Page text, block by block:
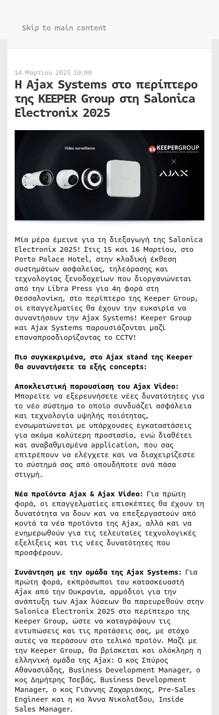
Skip to main content
14 Μαρτίου 2025 10:00
Η Ajax Systems στο περίπτερο
της KEEPER Group στη Salonica
Electronix 2025
Μία μέρα έμεινε για τη διεξαγωγή της Salonica
Electronix 2025! Στις 15 και 16 Μαρτίου, στο
Porto Palace Hotel, στην κλαδική έκθεση
συστημάτων ασφαλείας, τηλεόρασης και
τεχνολογίας ξενοδοχείων που διοργανώνεται
από την Libra Press για 4η φορά στη
Θεσσαλονίκη, στο περίπτερο της Keeper Group,
οι επαγγελματίες θα έχουν την ευκαιρία να
συναντήσουν την Ajax Systems! Keeper Group
και Ajax Systems παρουσιάζονται μαζί
επαναπροσδιορίζοντας το CCTV!
Πιο συγκεκριμένα, στο Ajax stand της Keeper
θα συναντήσετε τα εξής concepts:
Αποκλειστική παρουσίαση του Ajax Video:
Μπορείτε να εξερευνήσετε νέες δυνατότητες για
το νέο σύστημα το οποίο συνδυάζει ασφάλεια
και τεχνολογία υψηλής ποιότητας,
ενσωματώνεται με υπάρχουσες εγκαταστάσεις
για ακόμα καλύτερη προστασία, ενώ διαθέτει
και αναβαθμισμένα application, που σας
επιτρέπουν να ελέγχετε και να διαχειρίζεστε
το σύστημά σας από οπουδήποτε ανά πάσα
στιγμή.
Νέα προϊόντα Ajax & Ajax Video: Για πρώτη
φορά, οι επαγγελματίες επισκέπτες θα έχουν τη
δυνατότητα να δουν και να επεξεργαστούν από
κοντά τα νέα προϊόντα της Ajax, αλλά και να
ενημερωθούν για τις τελευταίες τεχνολογικές
εξελίξεις και τις νέες δυνατότητες που
προσφέρουν.
Συνάντηση με την ομάδα της Ajax Systems: Για
πρώτη φορά, εκπρόσωποι του κατασκευαστή
Ajax από την Ουκρανία, αρμόδιοι για την
ανάπτυξη των Ajax λύσεων θα παρευρεθούν στην
Salonica Electronix 2025 στο περίπτερο της
Keeper Group, ώστε να καταγράψουν τις
εντυπώσεις και τις προτάσεις σας, με στόχο
αυτές να περάσουν στο τελικό προϊόν. Μαζί με
την Keeper Group, θα βρίσκεται και ολόκληρη η
ελληνική ομάδα της Ajax: Ο κος Σπύρος
Αθανασιάδης, Business Development Manager, ο
κος Δημήτρης Τσεβάς, Business Development
Manager, ο κος Γιάννης Ζαχαριάκης, Pre-Sales
Engineer και η κα Άννα Νικολαΐδου, Inside
Sales Manager.